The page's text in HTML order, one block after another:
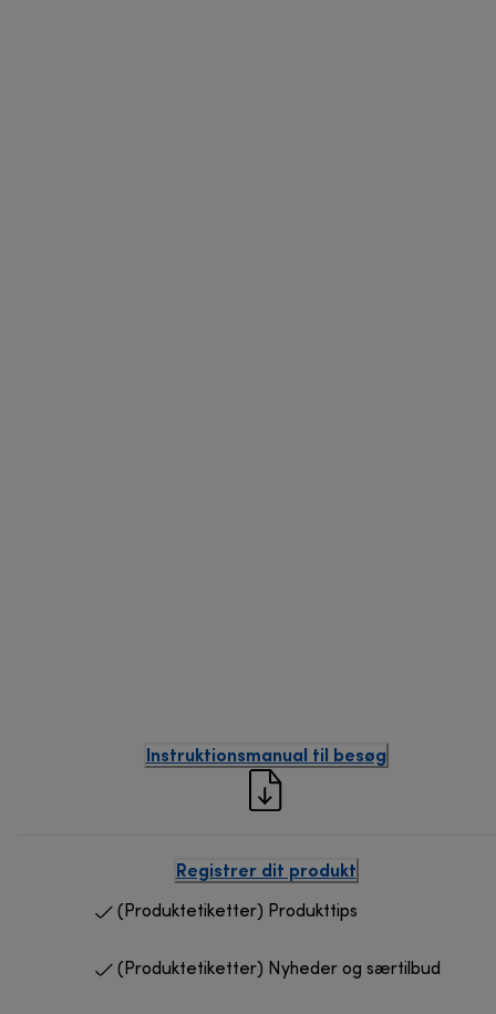
Instruktionsmanual til besøg
Registrer dit produkt
(Produktetiketter) Produkttips
(Produktetiketter) Nyheder og særtilbud